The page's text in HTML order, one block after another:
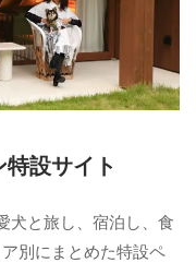
設サイト
犬と旅し、宿泊し、食
別にまとめた特設ペ